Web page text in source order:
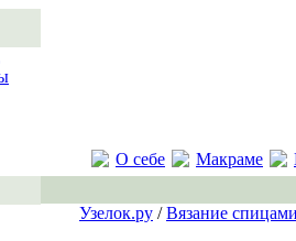
О себе Макраме
Узелок.ру /Вязание